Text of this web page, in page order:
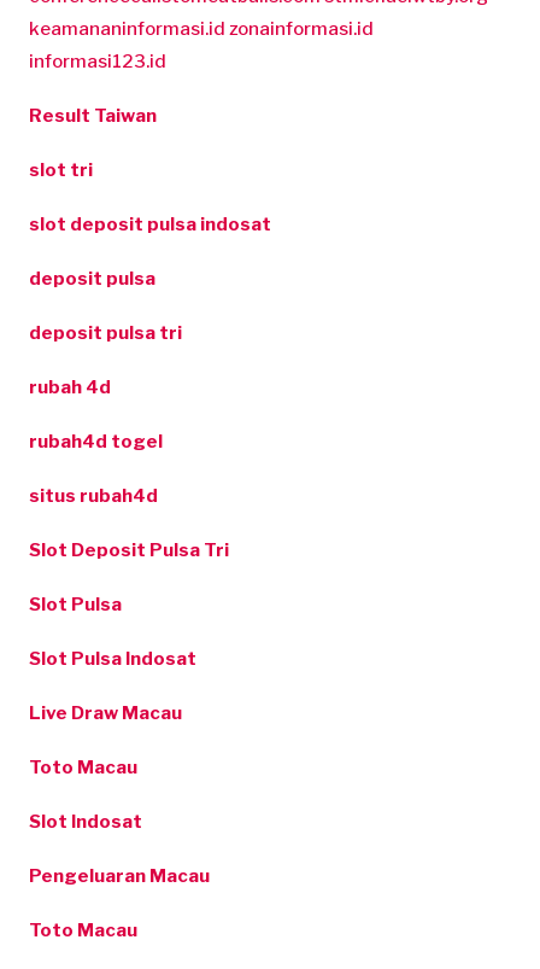
keamananinformasi.id zonainformasi.id
informasi123.id
Result Taiwan
slot tri
slot deposit pulsa indosat
deposit pulsa
deposit pulsa tri
rubah 4d
rubah4d togel
situs rubah4d
Slot Deposit Pulsa Tri
Slot Pulsa
Slot Pulsa Indosat
Live Draw Macau
Toto Macau
Slot Indosat
Pengeluaran Macau
Toto Macau